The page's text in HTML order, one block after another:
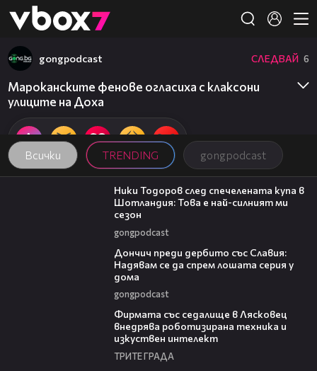
👾
Всички TRENDING gongpodcast
gongpodcast СЛЕДВАЙ 6
Мароканските фенове огласиха с клаксони
улиците на Доха
17:33
Ники Тодоров след спечелената купа в
Шотландия: Това е най-силният ми
сезон
gongpodcast
Дончич преди дербито със Славия:
Надявам се да спрем лошата серия у
дома
gongpodcast
Фирмата със седалище в Лясковец
внедрява роботизирана техника и
изкуствен интелект
ТРИТЕ ГРАДА